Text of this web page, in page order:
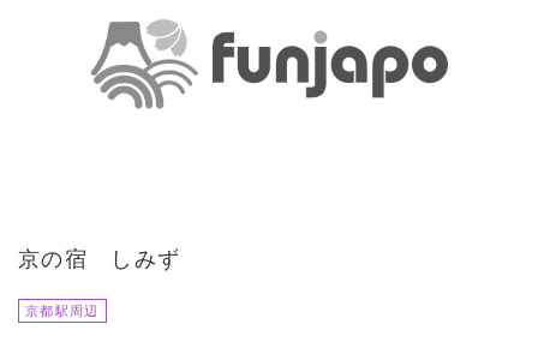
京の宿 しみず
京都駅周辺